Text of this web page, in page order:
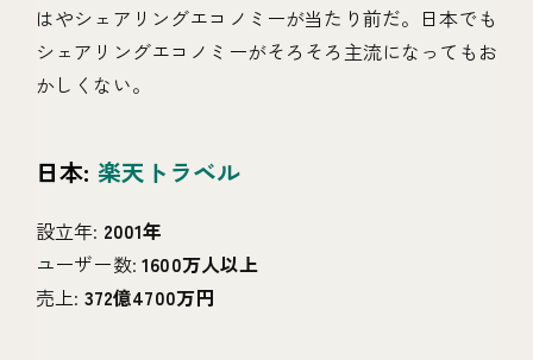
はやシェアリングエコノミーが当たり前だ。日本でも
シェアリングエコノミーがそろそろ主流になってもお
かしくない。
日本: 楽天トラベル
設立年: 2001年
ユーザー数:1600万人以上
売上: 372億4700万円